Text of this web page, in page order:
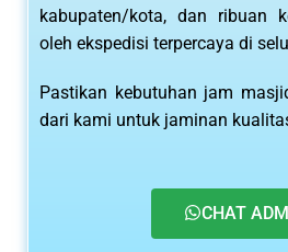
kabupaten/kota, dan ribuan
oleh ekspedisi terpercaya di
Pastikan kebutuhan jam
dari kami untuk jaminan
CHAT